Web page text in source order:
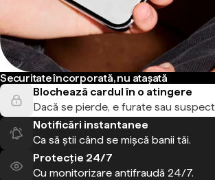
Securitate încorporată, nu atașată
Blochează cardul în o atingere
Dacă se pierde, e furate sau
Notificări instantanee
Ca să știi când se mișcă banii tăi.
Protecție 24/7
Cu monitorizare antifraudă 24/7.